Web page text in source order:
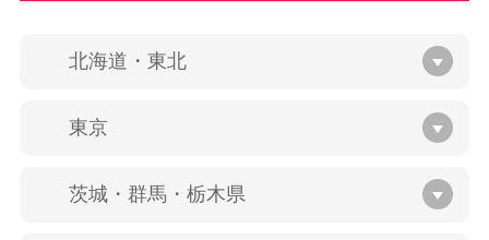
北海道・東北
東京
茨城・群馬・栃木県